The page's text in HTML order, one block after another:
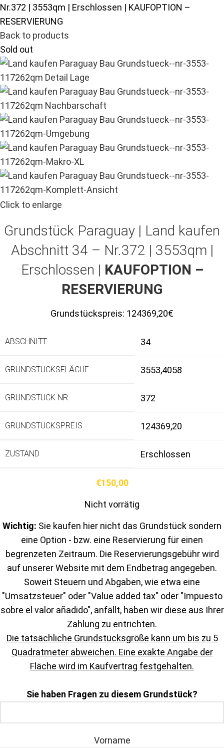
Nr.372 | 3553qm | Erschlossen | KAUFOPTION –
RESERVIERUNG
Back to products
Sold out
Click to enlarge
Grundstück Paraguay | Land kaufen
Abschnitt 34 – Nr.372 | 3553qm |
Erschlossen | KAUFOPTION –
RESERVIERUNG
Grundstückspreis: 124369,20€
ABSCHNITT 34
GRUNDSTÜCKSFLÄCHE 3553,4058
GRUNDSTÜCK NR 372
GRUNDSTÜCKSPREIS 124369,20
ZUSTAND Erschlossen
€150,00
Nicht vorrätig
Wichtig: Sie kaufen hier nicht das Grundstück sondern
eine Option - bzw. eine Reservierung für einen
begrenzeten Zeitraum. Die Reservierungsgebühr wird
auf unserer Website mit dem Endbetrag angegeben.
Soweit Steuern und Abgaben, wie etwa eine
"Umsatzsteuer" oder "Value added tax" oder "Impuesto
sobre el valor añadido", anfällt, haben wir diese aus Ihrer
Zahlung zu entrichten.
Die tatsächliche Grundstücksgröße kann um bis zu 5
Quadratmeter abweichen. Eine exakte Angabe der
Fläche wird im Kaufvertrag festgehalten.
Sie haben Fragen zu diesem Grundstück?
Vorname